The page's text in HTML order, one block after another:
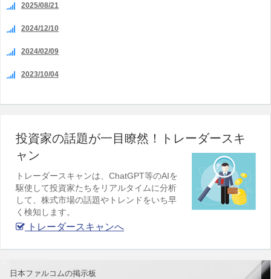
2025/08/21
2024/12/10
2024/02/09
2023/10/04
投資家の話題が一目瞭然！トレーダースキ
ャン
トレーダースキャンは、ChatGPT等のAIを
駆使して投資家たちをリアルタイムに分析
して、株式市場の話題やトレンドをいち早
く検知します。
トレーダースキャンへ
日本ファルコムの掲示板